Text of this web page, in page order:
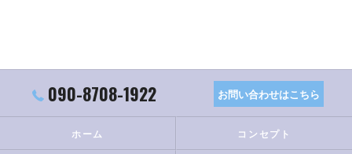
090-8708-1922 お問い合わせはこちら
ホーム コンセプト